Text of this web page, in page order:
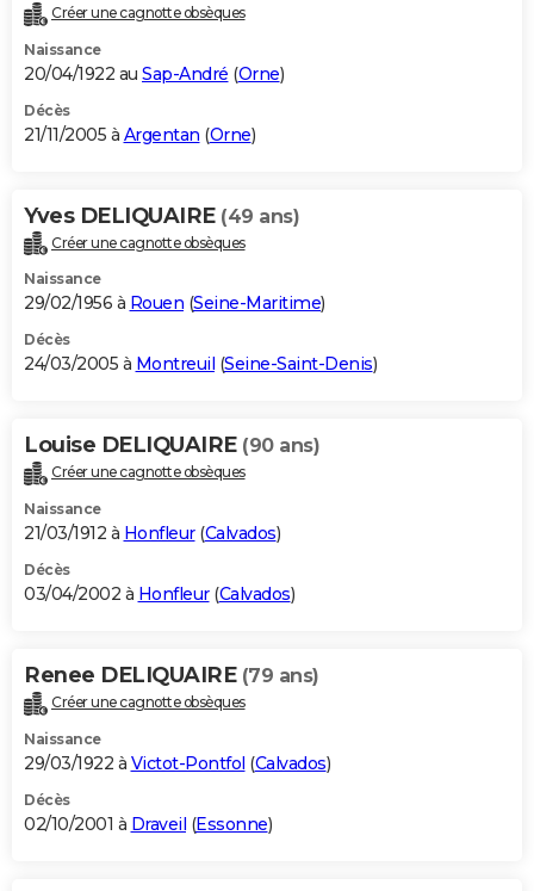
Créer une cagnotte obsèques
Naissance
20/04/1922 au Sap-André (Orne)
Décès
21/11/2005 à Argentan (Orne)
Yves DELIQUAIRE (49 ans)
Créer une cagnotte obsèques
Naissance
29/02/1956 à Rouen (Seine-Maritime)
Décès
24/03/2005 à Montreuil (Seine-Saint-Denis)
Louise DELIQUAIRE (90 ans)
Créer une cagnotte obsèques
Naissance
21/03/1912 à Honfleur(Calvados)
Décès
03/04/2002 à Honfleur(Calvados)
Renee DELIQUAIRE (79 ans)
Créer une cagnotte obsèques
Naissance
29/03/1922 à Victot-Pontfol (Calvados)
Décès
02/10/2001 à Draveil (Essonne)